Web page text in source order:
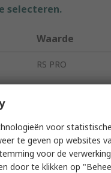
selecteren.
Waarde
RS PRO
160mm
Yes
voor
te geven op websites
voor de
door te klikken op